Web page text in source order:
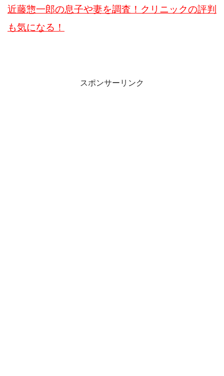
近藤惣一郎の息子や妻を調査！クリニックの評判
も気になる！
スポンサーリンク